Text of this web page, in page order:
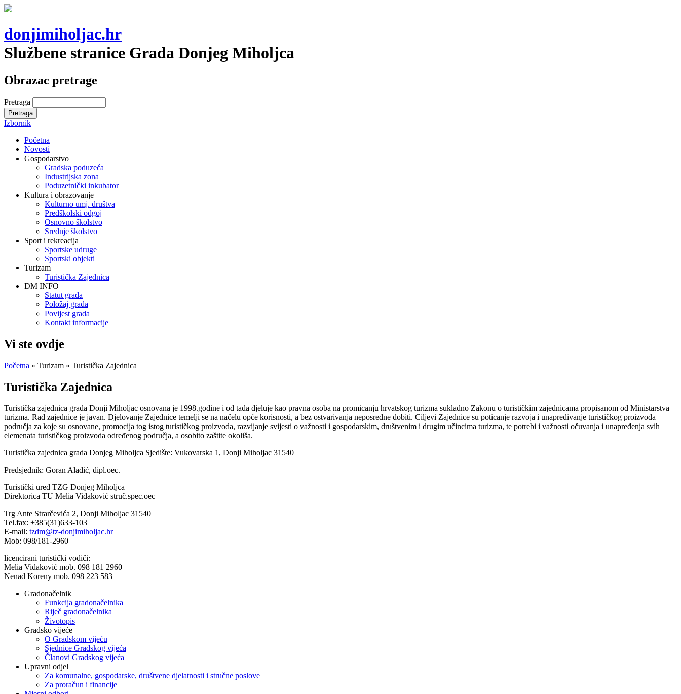
donjimiholjac.hr
Službene stranice Grada Donjeg Miholjca
Obrazac pretrage
Pretraga
Izbornik
Početna
Novosti
Gospodarstvo
Gradska poduzeća
Industrijska zona
Poduzetnički inkubator
Kultura i obrazovanje
Kulturno umj. društva
Predškolski odgoj
Osnovno školstvo
Srednje školstvo
Sport i rekreacija
Sportske udruge
Sportski objekti
Turizam
Turistička Zajednica
DM INFO
Statut grada
Položaj grada
Povijest grada
Kontakt informacije
Vi ste ovdje
Početna » Turizam » Turistička Zajednica
Turistička Zajednica
Turistička zajednica grada Donji Miholjac osnovana je 1998.godine i od tada djeluje kao pravna osoba na promicanju hrvatskog turizma sukladno Zakonu o turističkim zajednicama propisanom od Ministarstva
turizma. Rad zajednice je javan. Djelovanje Zajednice temelji se na načelu opće korisnosti, a bez ostvarivanja neposredne dobiti. Ciljevi Zajednice su poticanje razvoja i unapređivanje turističkog proizvoda
područja za koje su osnovane, promocija tog istog turističkog proizvoda, razvijanje svijesti o važnosti i gospodarskim, društvenim i drugim učincima turizma, te potrebi i važnosti očuvanja i unapređenja svih
elemenata turističkog proizvoda određenog područja, a osobito zaštite okoliša.
Turistička zajednica grada Donjeg Miholjca Sjedište: Vukovarska 1, Donji Miholjac 31540
Predsjednik: Goran Aladić, dipl.oec.
Turistički ured TZG Donjeg Miholjca
Direktorica TU Melia Vidaković struč.spec.oec
Trg Ante Strarčevića 2, Donji Miholjac 31540
Tel.fax: +385(31)633-103
E-mail: tzdm@tz-donjimiholjac.hr
Mob: 098/181-2960
licencirani turistički vodiči:
Melia Vidaković mob. 098 181 2960
Nenad Koreny mob. 098 223 583
Gradonačelnik
Funkcija gradonačelnika
Riječ gradonačelnika
Životopis
Gradsko vijeće
O Gradskom vijeću
Sjednice Gradskog vijeća
Članovi Gradskog vijeća
Upravni odjel
Za komunalne, gospodarske, društvene djelatnosti i stručne poslove
Za proračun i financije